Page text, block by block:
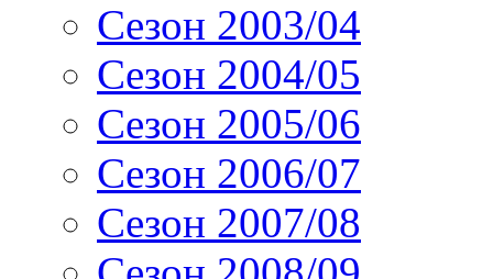
Сезон 2003/04
Сезон 2004/05
Сезон 2005/06
Сезон 2006/07
Сезон 2007/08